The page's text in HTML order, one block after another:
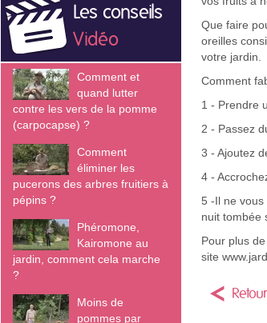
Les conseils
Vidéo
Comment et
quand lutter
contre les vers de la pomme
(carpocapse) ?
Comment
éliminer les
pucerons des arbres fruitiers à
pépins ?
Phéromone,
Kairomone au
jardin, comment cela marche
?
Moins de
pommes par
Que faire
oreilles
votre jardin.
Comment
1 - Prendre
2 - Passez
3 - Ajoutez
4 -
5 -Il ne
nuit tombée
Pour plus
site